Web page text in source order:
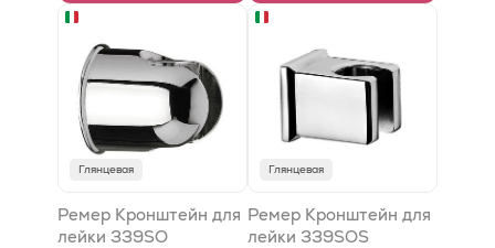
Глянцевая
Ремер Кронштейн для
лейки 339SO
Глянцевая
Ремер Кронштейн для
лейки 339SOS